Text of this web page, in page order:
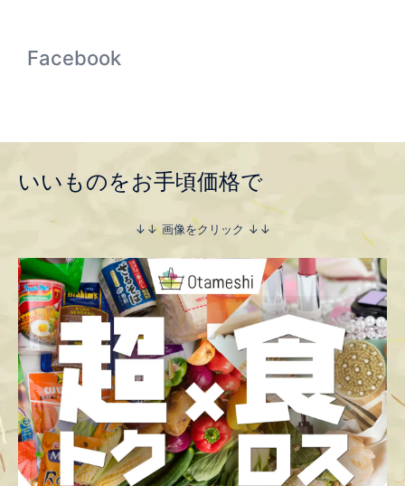
Facebook
いいものをお手頃価格で
↓↓ 画像をクリック ↓↓